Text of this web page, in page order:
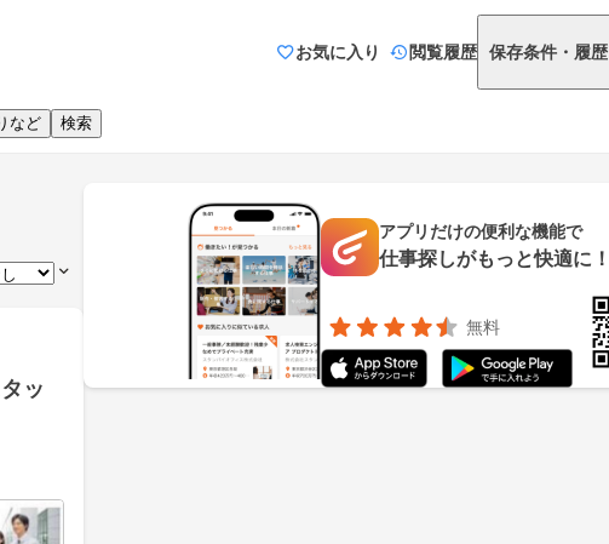
お気に入り 閲覧履歴 保存条件・履歴
など 検索
ッ
アプリだけの便利な機能で
仕事探しがもっと快適に！
無料